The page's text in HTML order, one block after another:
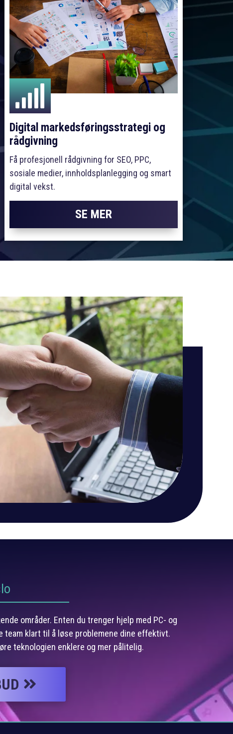

Digital markedsføringsstrategi og
rådgivning
Få profesjonell rådgivning for SEO, PPC,
sosiale medier, innholdsplanlegging og smart
digital vekst.
SE MER
områder. Enten du trenger hjelp med PC- og
klart til å løse problemene dine effektivt.
teknologien enklere og mer pålitelig.